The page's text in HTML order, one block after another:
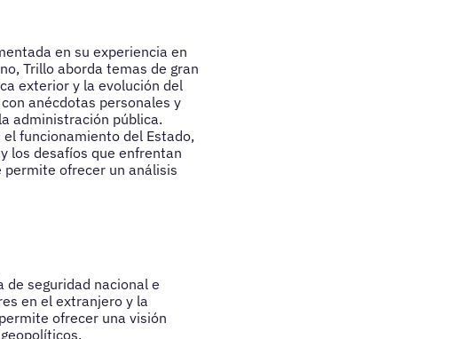
en su experiencia en
Trillo aborda temas de gran
exterior y la evolución del
anécdotas personales y
administración pública.
funcionamiento del Estado,
los desafíos que enfrentan
permite ofrecer un análisis
de seguridad nacional e
en el extranjero y la
ofrecer una visión